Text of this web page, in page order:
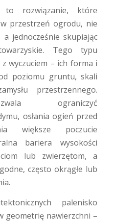
to rozwiązanie, które
przestrzeń ogrodu, nie
jednocześnie skupiając
Tego typu
wyczuciem – ich forma i
poziomu gruntu, skali
przestrzennego.
ograniczyć
osłania ogień przed
większe poczucie
bariera wysokości
lub zwierzętom, a
często okrągłe lub
palenisko
geometrię nawierzchni –